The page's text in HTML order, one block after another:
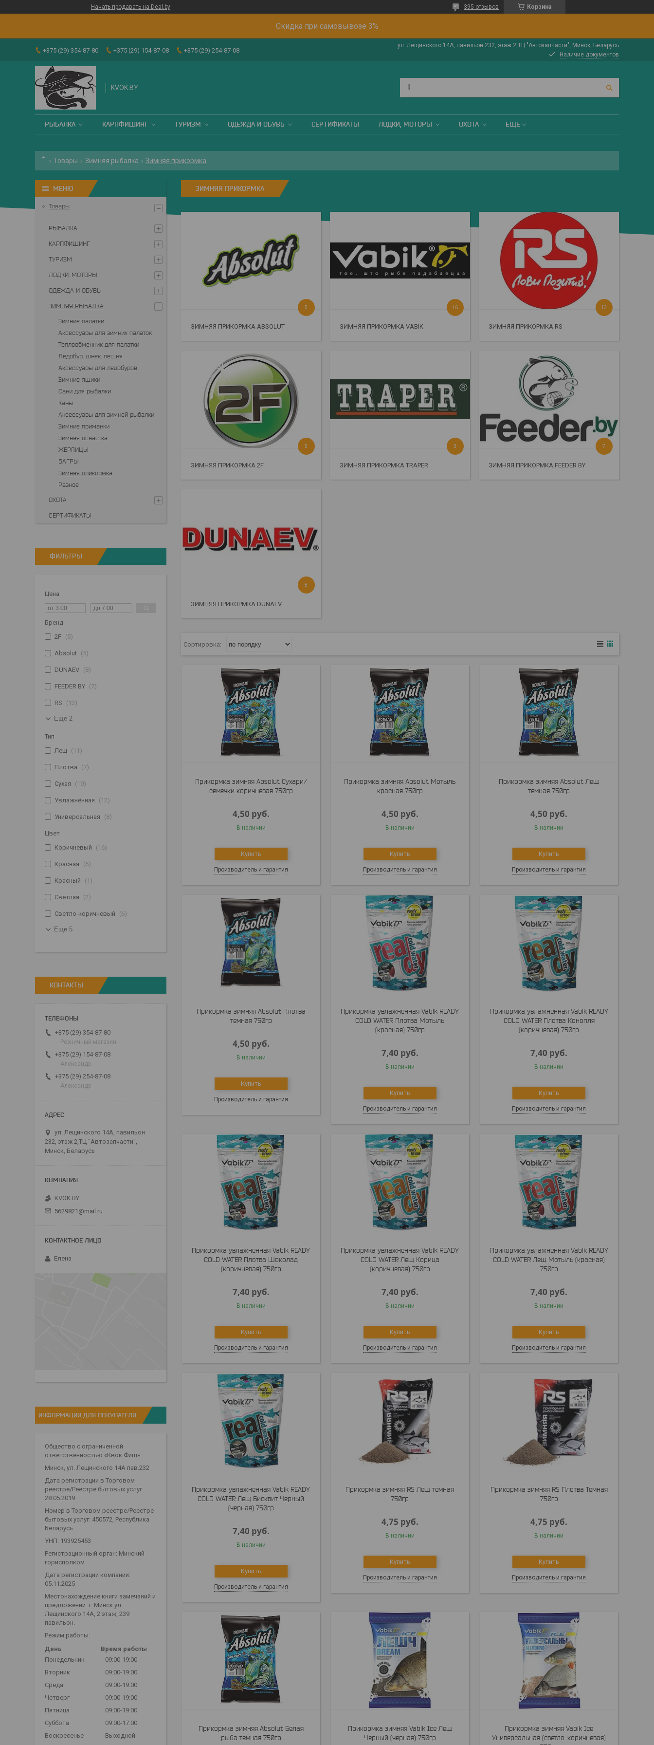
Начать продавать на Deal.by Корзина
395 отзывов
Скидка при самовывозе 3%
+375 (29) 354-87-80 +375 (29) 154-87-08 +375 (29) 254-87-08
ул. Лещинского 14А, павильон 232, этаж 2,ТЦ "Автозапчасти", Минск, Беларусь
Наличие документов
KVOK.BY
РЫБАЛКА КАРПФИШИНГ ТУРИЗМ ОДЕЖДА И ОБУВЬ СЕРТИФИКАТЫ ЛОДКИ, МОТОРЫ ОХОТА ЕЩЕ
Товары Зимняя рыбалка Зимняя прикормка
ЗИМНЯЯ ПРИКОРМКА
ЗИМНЯЯ ПРИКОРМКА ABSOLUT
5
ЗИМНЯЯ ПРИКОРМКА VABIK
16
ЗИМНЯЯ ПРИКОРМКА RS
13
ЗИМНЯЯ ПРИКОРМКА 2F
5
ЗИМНЯЯ ПРИКОРМКА TRAPER
3
ЗИМНЯЯ ПРИКОРМКА FEEDER BY
7
ЗИМНЯЯ ПРИКОРМКА DUNAEV
8
Прикормка зимняя Absolut Сухари/
семечки коричневая 750гр
4,50 руб.
В наличии
Купить
Производитель и гарантия
Прикормка зимняя Absolut Мотыль
красная 750гр
4,50 руб.
В наличии
Купить
Производитель и гарантия
Прикормка зимняя Absolut Лещ
темная 750гр
4,50 руб.
В наличии
Купить
Производитель и гарантия
Прикормка зимняя Absolut Плотва
темная 750гр
4,50 руб.
В наличии
Купить
Производитель и гарантия
Прикормка увлажненная Vabik READY
COLD WATER Плотва Мотыль
(красная) 750гр
7,40 руб.
В наличии
Купить
Производитель и гарантия
Прикормка увлажненная Vabik READY
COLD WATER Плотва Конопля
(коричневая) 750гр
7,40 руб.
В наличии
Купить
Производитель и гарантия
Прикормка увлажненная Vabik READY
COLD WATER Плотва Шоколад
(коричневая) 750гр
7,40 руб.
В наличии
Купить
Производитель и гарантия
Прикормка увлажненная Vabik READY
COLD WATER Лещ Корица
(коричневая) 750гр
7,40 руб.
В наличии
Купить
Производитель и гарантия
Прикормка увлажненная Vabik READY
COLD WATER Лещ Мотыль (красная)
750гр
7,40 руб.
В наличии
Купить
Производитель и гарантия
Прикормка увлажненная Vabik READY
COLD WATER Лещ Бисквит Черный
(черная) 750гр
7,40 руб.
В наличии
Купить
Производитель и гарантия
Прикормка зимняя RS Лещ темная
750гр
4,75 руб.
В наличии
Купить
Производитель и гарантия
Прикормка зимняя RS Плотва Темная
750гр
4,75 руб.
В наличии
Купить
Производитель и гарантия
Прикормка зимняя Absolut Белая
рыба темная 750гр
Прикормка зимняя Vabik Ice Лещ
Чёрный (черная) 750гр
Прикормка зимняя Vabik Ice
Универсальная (светло-коричневая)
Товары
РЫБАЛКА
КАРПФИШИНГ
ТУРИЗМ
ЛОДКИ, МОТОРЫ
ОДЕЖДА И ОБУВЬ
ЗИМНЯЯ РЫБАЛКА
Зимние палатки
Аксессуары для зимних палаток
Теплообменник для палатки
Ледобур, шнек, пешня
Аксессуары для ледобуров
Зимние ящики
Сани для рыбалки
Каны
Аксессуары для зимней рыбалки
Зимние приманки
Зимняя оснастка
ЖЕРЛИЦЫ
БАГРЫ
Зимняя прикормка
Разное
ОХОТА
СЕРТИФИКАТЫ
ФИЛЬТРЫ
Цена
Бренд
2F
5
Absolut 5
DUNAEV 8
FEEDER BY 7
RS 13
Еще 2
Тип
Лещ
11
Плотва 7
Сухая 19
Увлажнённая 12
Универсальная 8
Цвет
Коричневый
16
Красная 6
Красный 1
Светлая 2
Светло-коричневый 6
Еще 5
КОНТАКТЫ
+375 (29) 354-87-80
Розничный магазин
+375 (29) 154-87-08
Александр
+375 (29) 254-87-08
Александр
ул. Лещинского 14А, павильон
232, этаж 2,ТЦ "Автозапчасти",
Минск, Беларусь
KVOK.BY
5629821@mail.ru
Елена
ИНФОРМАЦИЯ ДЛЯ ПОКУПАТЕЛЯ
Общество с ограниченной
ответственностью «Квок Фиш»
Минск, ул. Лещинского 14А пав.232
Дата регистрации в Торговом
реестре/Реестре бытовых услуг:
28.05.2019
Номер в Торговом реестре/Реестре
бытовых услуг: 450572, Республика
Беларусь
УНП: 193925453
Регистрационный орган: Минский
горисполком
Дата регистрации компании:
05.11.2025
Местонахождение книги замечаний и
предложений: г. Минск ул.
Лещинского 14А, 2 этаж, 239
павильон.
Режим работы:
День
Время работы
Понедельник
09:00-19:00
Вторник
09:00-19:00
Среда
09:00-19:00
Четверг
09:00-19:00
Пятница
09:00-19:00
Суббота
09:00-17:00
Воскресенье
Выходной